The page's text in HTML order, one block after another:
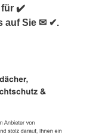
für ✔️
auf Sie ✉ ✔.